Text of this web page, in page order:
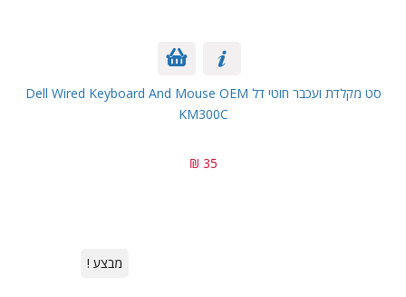
סט מקלדת ועכבר חוטי דל Dell Wired Keyboard And Mouse OEM
KM300C
35 ₪
מבצע !